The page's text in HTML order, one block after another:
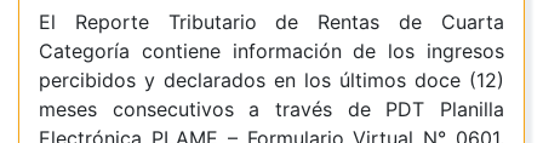
El Reporte Tributario de Rentas de Cuarta
Categoría contiene información de los ingresos
percibidos y declarados en los últimos doce (12)
meses consecutivos a través de PDT Planilla